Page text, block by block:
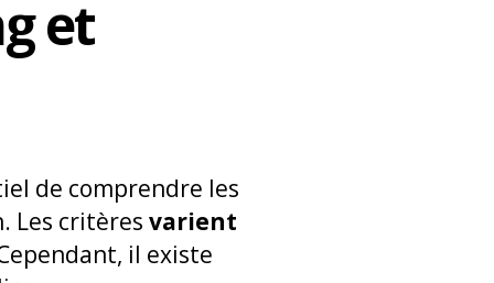
et
de comprendre les
Les critères varient
il existe